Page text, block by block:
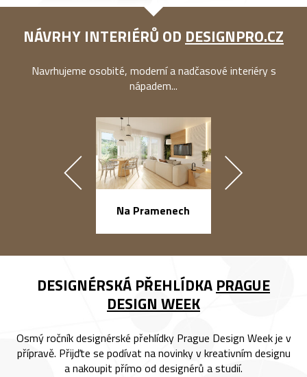
NÁVRHY INTERIÉRŮ OD DESIGNPRO.CZ
Navrhujeme osobité, moderní a nadčasové interiéry s
nápadem...
Na Pramenech
DESIGNÉRSKÁ PŘEHLÍDKA PRAGUE
DESIGN WEEK
Osmý ročník designérské přehlídky Prague Design Week je v
přípravě. Přijďte se podívat na novinky v kreativním designu
a nakoupit přímo od designérů a studií.